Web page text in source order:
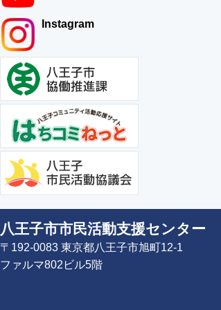
Instagram
八王子市市民活動支援センター
〒192-0083 東京都八王子市旭町12-1
ファルマ802ビル5階